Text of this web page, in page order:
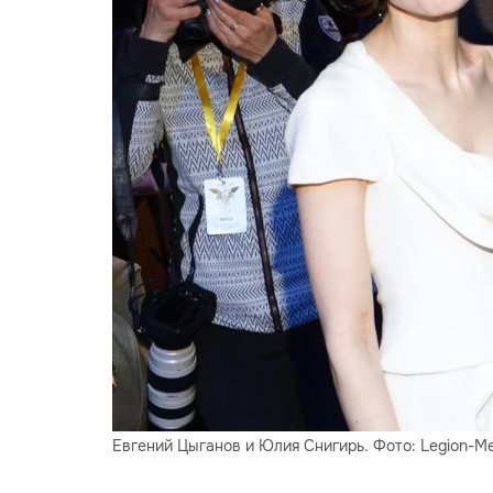
Евгений Цыганов и Юлия Снигирь. Фото: Legion-